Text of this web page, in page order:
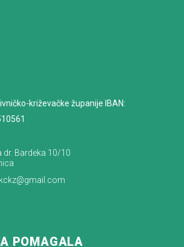
križevačke županije IBAN:
dr. Bardeka 10/10
POMAGALA